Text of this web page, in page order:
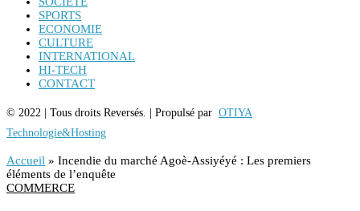
SPORTS
ECONOMIE
CULTURE
INTERNATIONAL
HI-TECH
CONTACT
© 2022 | Tous droits Reversés. | Propulsé par OTIYA
Technologie&Hosting
Accueil » Incendie du marché Agoè-Assiyéyé : Les premiers
éléments de l’enquête
COMMERCE